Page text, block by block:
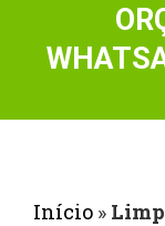
Início »